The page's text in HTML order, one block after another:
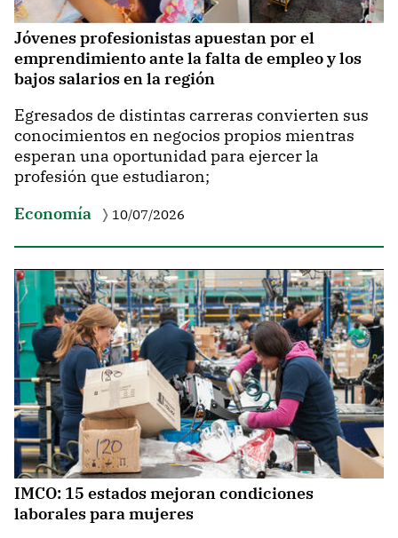
Jóvenes profesionistas apuestan por el
emprendimiento ante la falta de empleo y los
bajos salarios en la región
Egresados de distintas carreras convierten sus
conocimientos en negocios propios mientras
esperan una oportunidad para ejercer la
profesión que estudiaron;
Economía
10/07/2026
IMCO: 15 estados mejoran condiciones
laborales para mujeres